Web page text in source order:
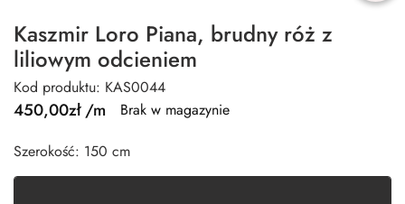
Kaszmir Loro Piana, brudny róż z
liliowym odcieniem
Kod produktu: KAS0044
450,00zł/m
Brak w magazynie
Szerokość: 150 cm